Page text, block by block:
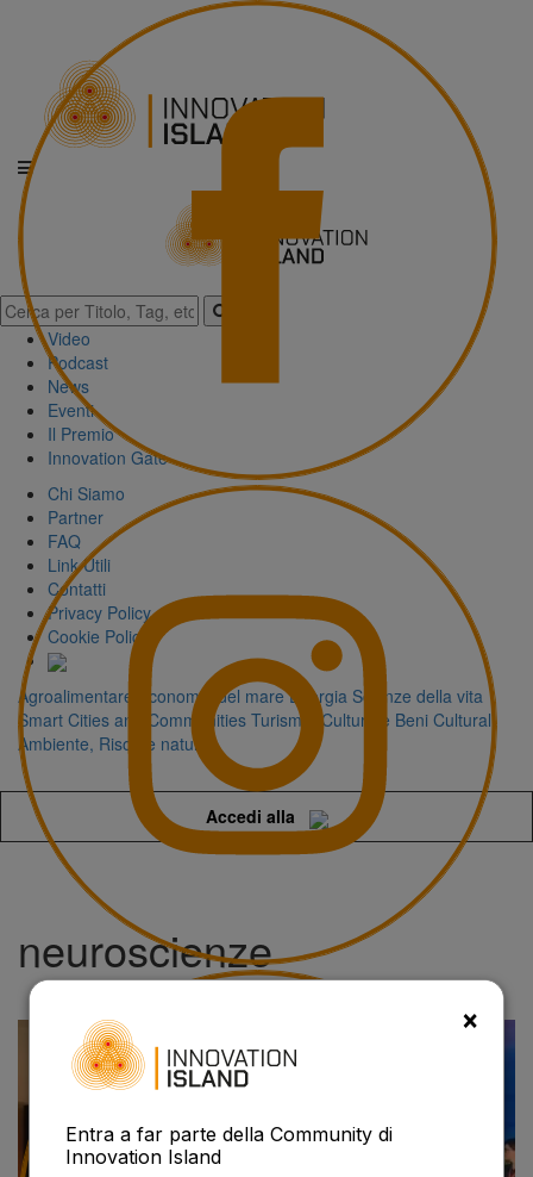
Video
Podcast
News
Eventi
Il Premio
Innovation Gate
Chi Siamo
Partner
FAQ
Link Utili
Contatti
Privacy Policy
Cookie Policy
Agroalimentare Economia del mare Energia Scienze della vita
Smart Cities and Communities Turismo, Cultura e Beni Culturali
Ambiente, Risorse naturali
Accedi alla
neuroscienze
×
Entra a far parte della Community di
Innovation Island